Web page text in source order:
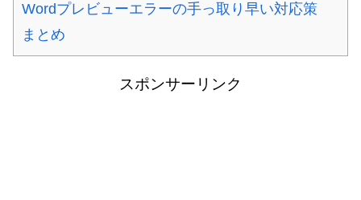
Wordプレビューエラーの手っ取り早い対応策
まとめ
スポンサーリンク